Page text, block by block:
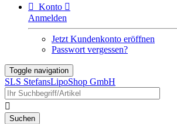
 Konto 
Anmelden
Jetzt Kundenkonto eröffnen
Passwort vergessen?
Toggle navigation
SLS StefansLipoShop GmbH
